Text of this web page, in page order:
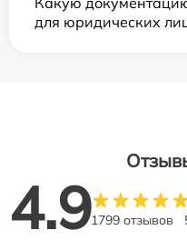
для юридических
4.91799 отзывов